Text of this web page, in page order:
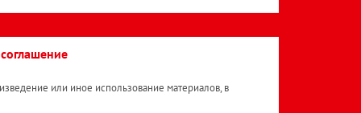
или иное использование материалов, в